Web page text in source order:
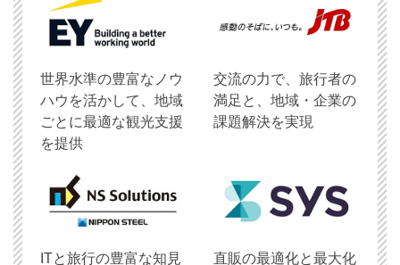
世界水準の豊富なノウ
ハウを活かして、地域
ごとに最適な観光支援
を提供
交流の力で、旅行者の
満足と、地域・企業の
課題解決を実現
ITと旅行の豊富な知見
直販の最適化と最大化